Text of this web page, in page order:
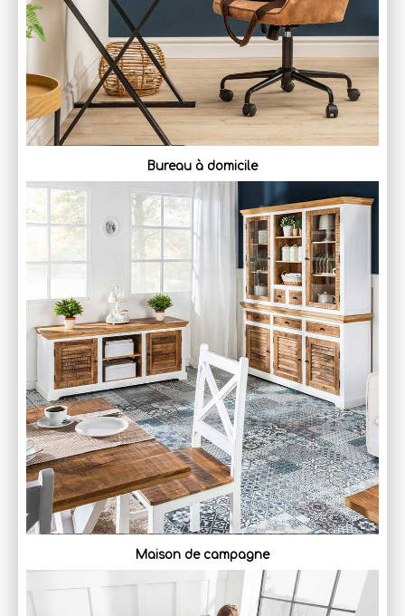
Bureau à domicile
Maison de campagne